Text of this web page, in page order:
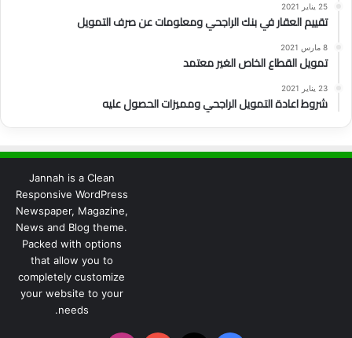
25 يناير 2021
تقييم العقار في بنك الراجحي ومعلومات عن صرف التمويل
8 مارس 2021
تمويل القطاع الخاص الغير معتمد
23 يناير 2021
شروط اعادة التمويل الراجحي ومميزات الحصول عليه
Jannah is a Clean
Responsive WordPress
Newspaper, Magazine,
News and Blog theme.
Packed with options
that allow you to
completely customize
your website to your
needs.